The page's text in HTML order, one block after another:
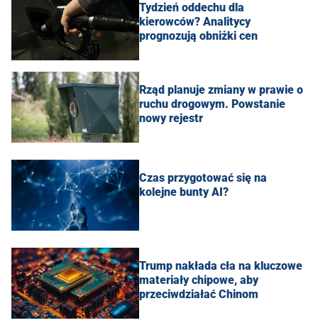
Tydzień oddechu dla
kierowców? Analitycy
prognozują obniżki cen
Rząd planuje zmiany w prawie o
ruchu drogowym. Powstanie
nowy rejestr
Czas przygotować się na
kolejne bunty AI?
Trump nakłada cła na kluczowe
materiały chipowe, aby
przeciwdziałać Chinom